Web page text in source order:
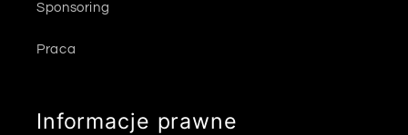
Sponsoring
Praca
Informacje prawne